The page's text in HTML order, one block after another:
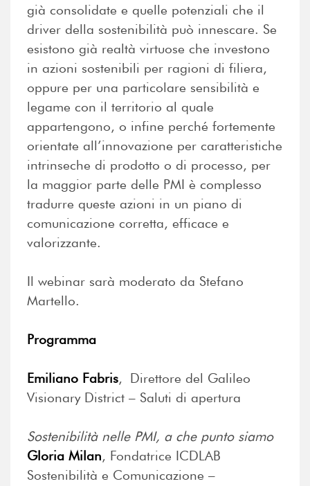
già consolidate e quelle potenziali che il
driver della sostenibilità può innescare. Se
esistono già realtà virtuose che investono
in azioni sostenibili per ragioni di filiera,
oppure per una particolare sensibilità e
legame con il territorio al quale
appartengono, o infine perché fortemente
orientate all’innovazione per caratteristiche
intrinseche di prodotto o di processo, per
la maggior parte delle PMI è complesso
tradurre queste azioni in un piano di
comunicazione corretta, efficace e
valorizzante.
Il webinar sarà moderato da Stefano
Martello.
Programma
Emiliano Fabris, Direttore del Galileo
Visionary District – Saluti di apertura
Sostenibilità nelle PMI, a che punto siamo
Gloria Milan, Fondatrice ICDLAB
Sostenibilità e Comunicazione –